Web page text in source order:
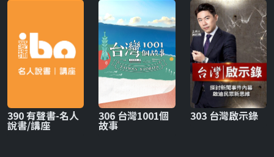
390 有聲書-名人
說書/講座
306 台灣1001個
故事
303 台灣啟示錄